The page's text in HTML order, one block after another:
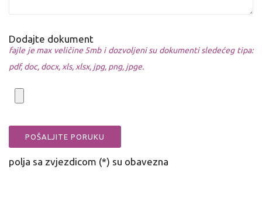
Dodajte dokument
fajle je max veličine 5mb i dozvoljeni su dokumenti sledećeg tipa:
pdf, doc, docx, xls, xlsx, jpg, png, jpge.
polja sa zvjezdicom (*) su obavezna